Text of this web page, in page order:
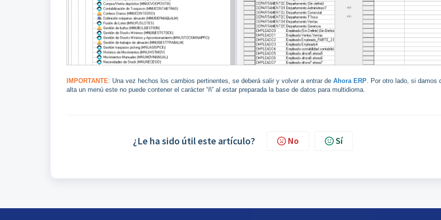
IMPORTANTE: Una vez hechos los cambios pertinentes, se deberá salir y volver a entrar de Ahora ERP. Por otro lado, si damos
alta un menú este no puede contener el carácter “ñ” al estar preparada la base de datos para multidioma.
¿Le ha sido útil este artículo? No Sí